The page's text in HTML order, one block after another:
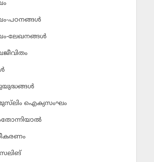
പഠനങ്ങള്‍
ലേഖനങ്ങള്‍
ഐക്യസംഘം